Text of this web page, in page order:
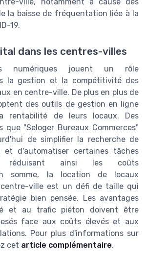
la baisse de fréquentation liée à la
19.
dans les centres-villes
numériques jouent un rôle
la gestion et la compétitivité des
en centre-ville. De plus en plus de
des outils de gestion en ligne
rentabilité de leurs locaux. Des
que "Seloger Bureaux Commerces"
de simplifier la recherche de
et d'automatiser certaines tâches
réduisant ainsi les coûts
somme, la location de locaux
centre-ville est un défi de taille qui
bien pensée. Les avantages
et au trafic piéton doivent être
face aux coûts élevés et aux
Pour plus d'informations sur
cet article complémentaire.